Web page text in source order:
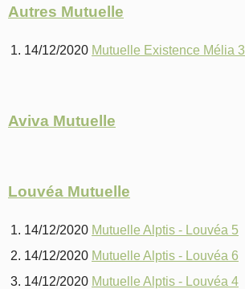
Autres Mutuelle
14/12/2020 Mutuelle Existence Mélia 3
Aviva Mutuelle
Louvéa Mutuelle
14/12/2020 Mutuelle Alptis - Louvéa 5
14/12/2020 Mutuelle Alptis - Louvéa 6
14/12/2020 Mutuelle Alptis - Louvéa 4